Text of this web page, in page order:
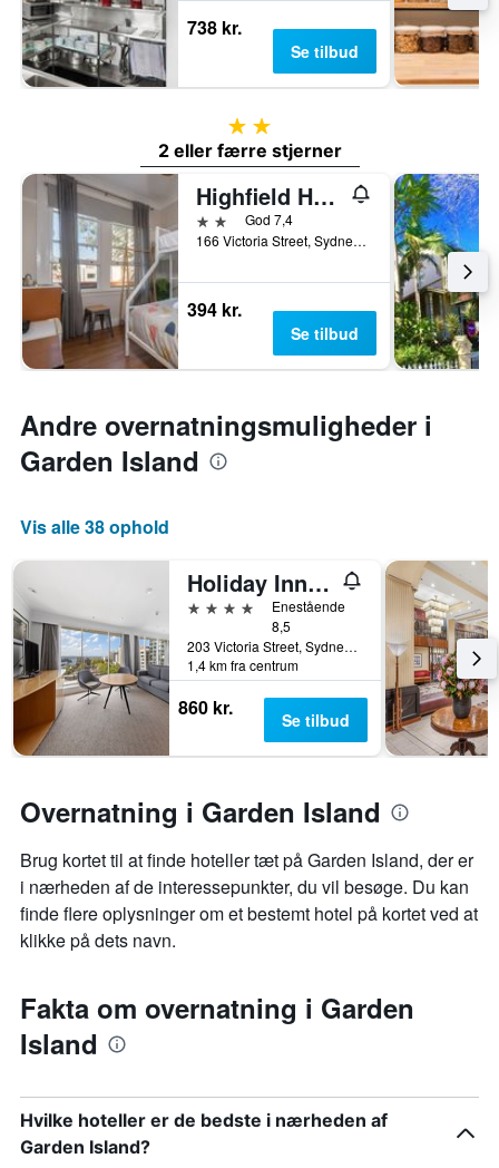
738 kr.
Se tilbud
2 stjerner
2 eller færre stjerner
Highfield Hotel
2 stjernerGod 7,4
166 Victoria Street, Sydney, NSW, Australien
394 kr.
Se tilbud
Andre overnatningsmuligheder i
Garden Island
Vis alle 38 ophold
Holiday Inn Sydney - Potts Point By IHG
4 stjerner
Enestående
8,5
203 Victoria Street, Sydney, NSW, Australien
1,4 km fra centrum
860 kr. Se tilbud
Overnatning i Garden Island
Brug kortet til at finde hoteller tæt på Garden Island, der er
i nærheden af de interessepunkter, du vil besøge. Du kan
finde flere oplysninger om et bestemt hotel på kortet ved at
klikke på dets navn.
Fakta om overnatning i Garden
Island
Hvilke hoteller er de bedste i nærheden af
Garden Island?